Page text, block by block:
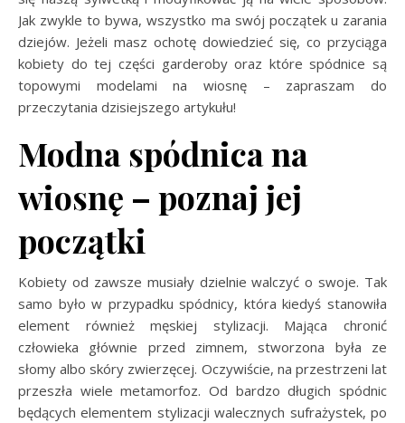
Jak zwykle to bywa, wszystko ma swój początek u zarania
dziejów. Jeżeli masz ochotę dowiedzieć się, co przyciąga
kobiety do tej części garderoby oraz które spódnice są
topowymi modelami na wiosnę – zapraszam do
przeczytania dzisiejszego artykułu!
Modna spódnica na
wiosnę – poznaj jej
początki
Kobiety od zawsze musiały dzielnie walczyć o swoje. Tak
samo było w przypadku spódnicy, która kiedyś stanowiła
element również męskiej stylizacji. Mająca chronić
człowieka głównie przed zimnem, stworzona była ze
słomy albo skóry zwierzęcej. Oczywiście, na przestrzeni lat
przeszła wiele metamorfoz. Od bardzo długich spódnic
będących elementem stylizacji walecznych sufrażystek, po